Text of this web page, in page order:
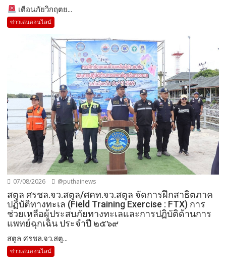
เตือนภัยวิกฤตย...
ข่าวเด่นออนไลน์
07/08/2026 @puthainews
สตูล ศรชล.จว.สตูล/ศคท.จว.สตูล จัดการฝึกสาธิตภาค
ปฏิบัติทางทะเล (Field Training Exercise : FTX) การ
ช่วยเหลือผู้ประสบภัยทางทะเลและการปฏิบัติด้านการ
แพทย์ฉุกเฉิน ประจำปี ๒๕๖๙
สตูล ศรชล.จว.สตู...
ข่าวเด่นออนไลน์